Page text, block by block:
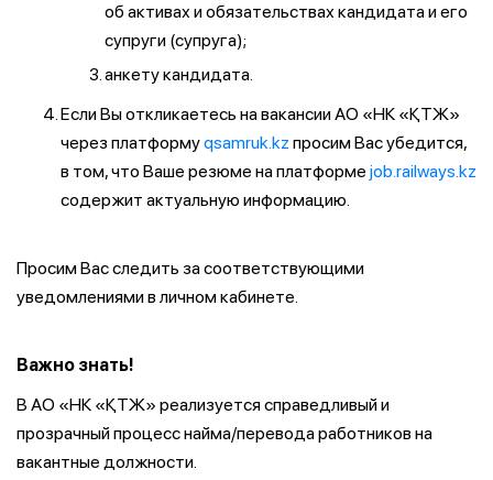
об активах и обязательствах кандидата и его
супруги (супруга);
анкету кандидата.
Если Вы откликаетесь на вакансии АО «НК «ҚТЖ»
через платформуqsamruk.kz просим Вас убедится,
в том, что Ваше резюме на платформе job.railways.kz
содержит актуальную информацию.
Просим Вас следить за соответствующими
уведомлениями в личном кабинете.
Важно знать!
В АО «НК «ҚТЖ» реализуется справедливый и
прозрачный процесс найма/перевода работников на
вакантные должности.